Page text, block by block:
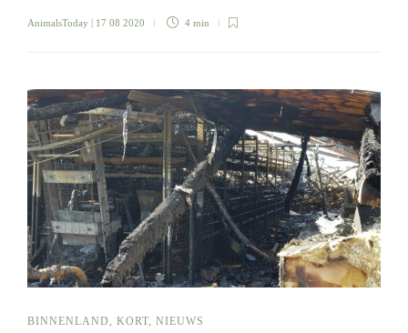
AnimalsToday | 17 08 2020 4 min
BINNENLAND, KORT, NIEUWS